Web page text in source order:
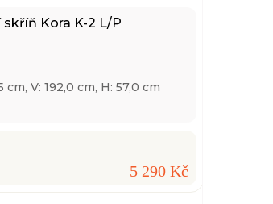
skříň Kora K-2 L/P
cm, V: 192,0 cm, H: 57,0 cm
5 290 Kč